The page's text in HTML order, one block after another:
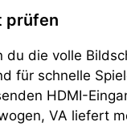
prüfen
du die volle
für schnelle
HDMI-
VA liefert